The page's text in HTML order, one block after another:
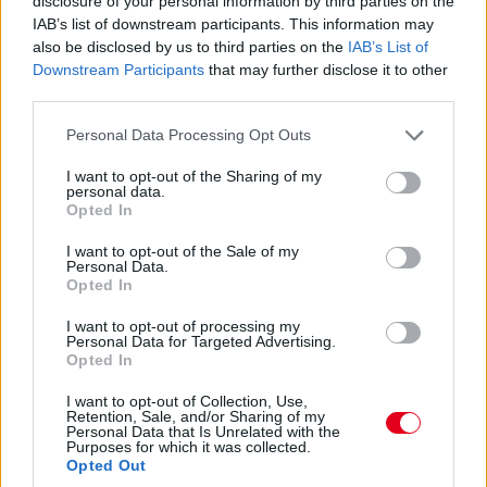
IAB’s list of downstream participants. This information may
also be disclosed by us to third parties on the IAB’s List of
Downstream Participants that may further disclose it to other
Please note that this website/app uses one or more Google
not limited to your visit or usage behaviour. You may click to
grant or deny consent to Google and its third-party tags to
use your data for below specified purposes in below Google
consent section.
Personal Data Processing Opt Outs
I want to opt-out of the Sharing of my
personal data.
Opted In
I want to opt-out of the Sale of my
Personal Data.
Opted In
I want to opt-out of processing my
Personal Data for Targeted Advertising.
Opted In
I want to opt-out of Collection, Use,
Retention, Sale, and/or Sharing of my
Personal Data that Is Unrelated with the
Purposes for which it was collected.
Opted Out
Retro – Isuzu-motort teszteltek az F1-ben
F1-Archív: Schumacher elnézést kér